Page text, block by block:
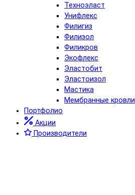
Техноэласт
Унифлекс
Филигиз
Филизол
Филикров
Экофлекс
Эластобит
Эластоизол
Мастика
Мембранные кровли
Портфолио
Акции
Производители